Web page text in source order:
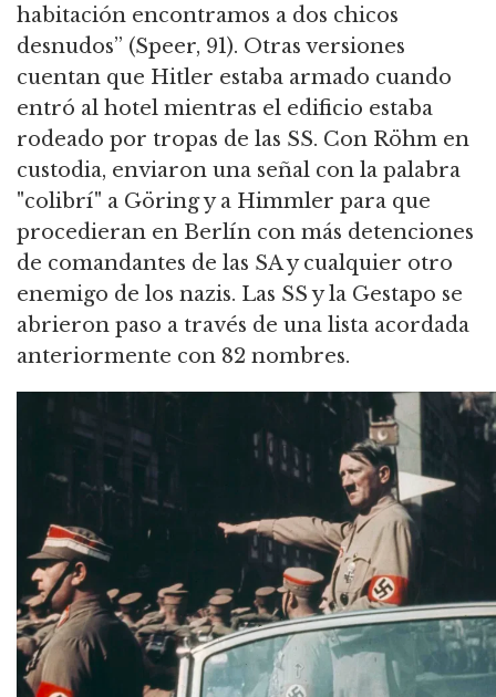
habitación encontramos a dos chicos
desnudos” (Speer, 91). Otras versiones
cuentan que Hitler estaba armado cuando
entró al hotel mientras el edificio estaba
rodeado por tropas de las SS. Con Röhm en
custodia, enviaron una señal con la palabra
"colibrí" a Göring y a Himmler para que
procedieran en Berlín con más detenciones
de comandantes de las SA y cualquier otro
enemigo de los nazis. Las SS y la Gestapo se
abrieron paso a través de una lista acordada
anteriormente con 82 nombres.